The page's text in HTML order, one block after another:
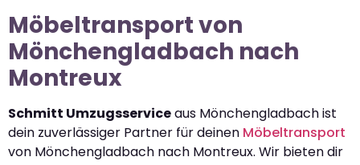
Möbeltransport von
Mönchengladbach nach
Montreux
Schmitt Umzugsserviceaus Mönchengladbach ist
dein zuverlässiger Partner für deinen Möbeltransport
von Mönchengladbach nach Montreux. Wir bieten dir